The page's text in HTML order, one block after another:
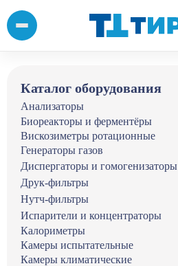
Каталог оборудования
Анализаторы
Биореакторы и ферментёры
Вискозиметры ротационные
Генераторы газов
Диспергаторы и гомогенизаторы
Друк-фильтры
Нутч-фильтры
Испарители и концентраторы
Калориметры
Камеры испытательные
Камеры климатические